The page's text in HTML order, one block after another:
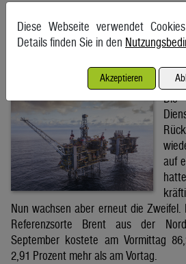
Brent-Ölpreis steigt auf 86,22
4. August 2026, Wien
Die
auf
Nun wachsen aber erneut die
Referenzsorte Brent aus der
September kostete am Vormittag
2,91 Prozent mehr als am Vortag.
Diese Webseite verwendet
Details finden Sie in den
Akzeptieren